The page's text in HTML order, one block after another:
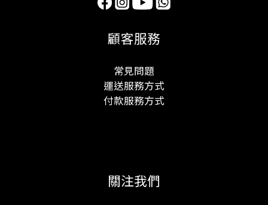
顧客服務
常見問題
運送服務方式
付款服務方式
關注我們